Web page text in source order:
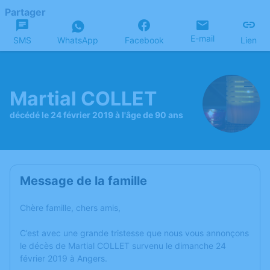
Partager
SMS WhatsApp Facebook E-mail Lien
Martial COLLET
décédé le 24 février 2019 à l'âge de 90 ans
Message de la famille
Chère famille, chers amis,
C’est avec une grande tristesse que nous vous annonçons
le décès de Martial COLLET survenu le dimanche 24
février 2019 à Angers.